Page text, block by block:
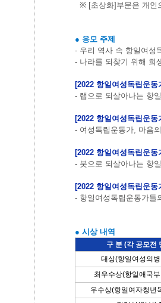
※ [초상화] 부문은 개인
● 응모 주제
- 우리 역사 속 항일여성
- 나라를 되찾기 위해 희
[2022 항일여성독립운동
- 랩으로 되살아나는 항
[2022 항일여성독립운동
- 여성독립운동가, 마음
[2022 항일여성독립운
- 붓으로 되살아나는 항
[2022 항일여성독립운
- 항일여성독립운동가들
● 시상 내역
구 분 (각 공모전
대상(항일여성의
최우수상(항일애국
우수상(항일여자청년